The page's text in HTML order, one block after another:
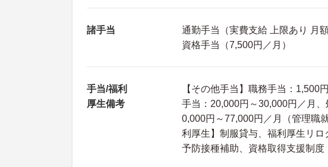
諸手当
通勤手当（実費支給 上限あり 月
資格手当（7,500円／月）
手当/福利
厚生備考
【その他手当】職務手当：1,500
手当：20,000円～30,000円／月
0,000円～77,000円／月（管理職
利厚生】制服貸与、福利厚生リ
予防接種補助、資格取得支援制度